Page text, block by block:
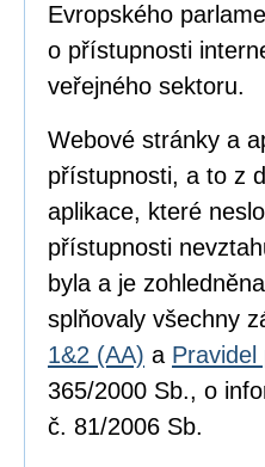
Evropského
o přístupnosti
veřejného sektoru.
Webové stránky a
přístupnosti, a to z
aplikace, které
přístupnosti
byla a je
splňovaly všechny
1&2 (AA) a Pravidel
365/2000 Sb., o
č. 81/2006 Sb.